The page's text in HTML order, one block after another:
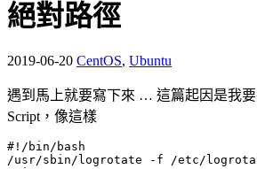
絕對路徑
2019-06-20 CentOS, Ubuntu
遇到馬上就要寫下來 … 這篇起因是我要
Script，像這樣
#!/bin/bash
/usr/sbin/logrotate -f /etc/